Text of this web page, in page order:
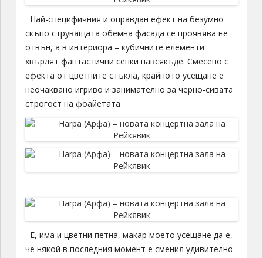
Най-специфичния и оправдан ефект на безумно
скъпо струващата обемна фасада се проявява не
отвън, а в интериора – кубичните елементи
хвърлят фантастични сенки навсякъде. Смесено с
ефекта от цветните стъкла, крайното усещане е
неочаквано игриво и занимателно за черно-сивата
строгост на фоайетата
Е, има и цветни петна, макар моето усещане да е,
че някой в последния момент е сменил удивително